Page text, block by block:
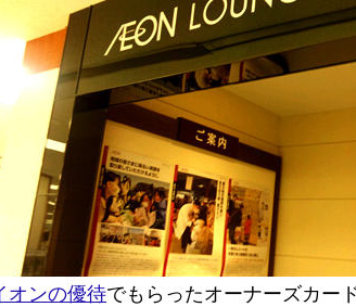
オンの優待でもらったオーナーズカー